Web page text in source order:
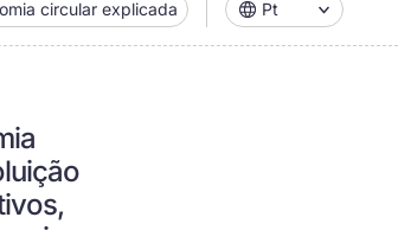
circular explicada Pt